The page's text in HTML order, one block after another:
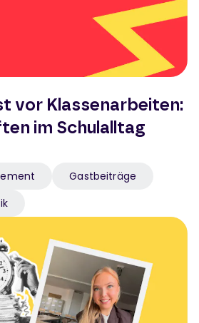
vor Klassenarbeiten:
im Schulalltag
Gastbeiträge